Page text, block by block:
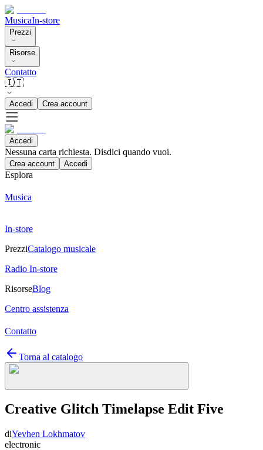
MusicaIn-store
Prezzi
Risorse
Contatto
🇮🇹
Accedi Crea account
Accedi
Nessuna carta richiesta. Disdici quando vuoi.
Crea account Accedi
Esplora
Musica
In-store
PrezziCatalogo musicale
Radio In-store
RisorseBlog
Centro assistenza
Contatto
Torna al catalogo
Creative Glitch Timelapse Edit Five
diYevhen Lokhmatov
electronic